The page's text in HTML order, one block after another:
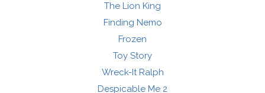
The Lion King
Finding Nemo
Frozen
Toy Story
Wreck-It Ralph
Despicable Me 2